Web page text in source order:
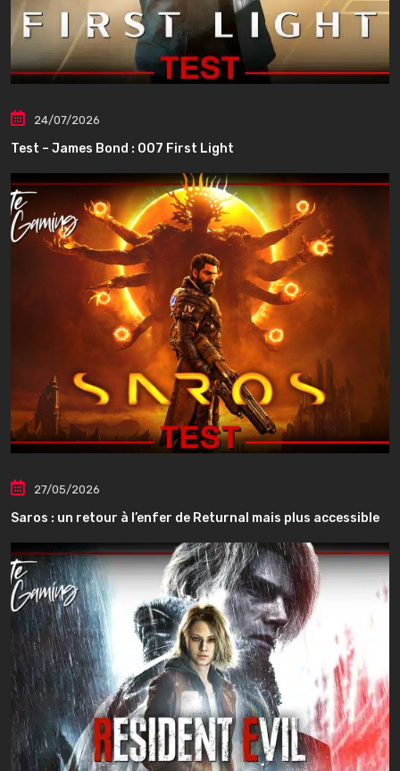
24/07/2026
Test – James Bond : 007 First Light
27/05/2026
Saros : un retour à l’enfer de Returnal mais plus accessible